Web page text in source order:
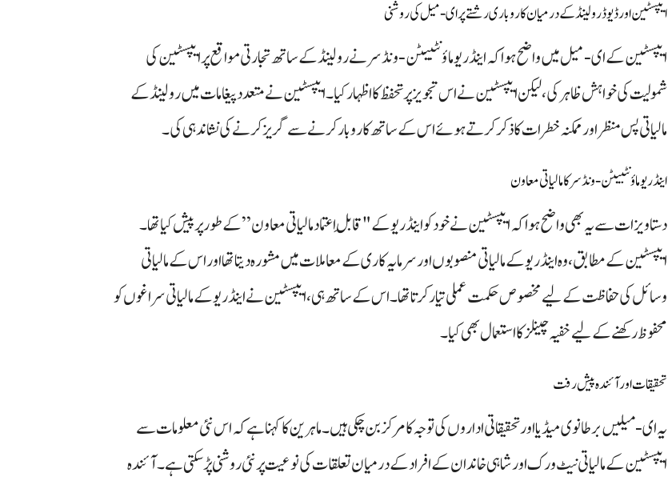
ایپسٹین اور ڈیوڈ رولینڈ کے درمیان کاروباری رشتے پر ای‑میل کی روشنی
ایپسٹین کے ای‑میل میں واضح ہوا کہ اینڈریو ماؤنٹبیٹن‑ونڈسر نے رولینڈ کے ساتھ تجارتی مواقع پر ایپسٹین کی
شمولیت کی خواہش ظاہر کی، لیکن ایپسٹین نے اس تجویز پر تحفظ کا اظہار کیا۔ ایپسٹین نے متعدد پیغامات میں رولینڈ کے
مالیاتی پس منظر اور ممکنہ خطرات کا ذکر کرتے ہوئے اس کے ساتھ کاروبار کرنے سے گریز کرنے کی نشاندہی کی۔
اینڈریو ماؤنٹبیٹن‑ونڈسر کا مالیاتی معاون
دستاویزات سے یہ بھی واضح ہوا کہ ایپسٹین نے خود کو اینڈریو کے "قابلِ اعتماد مالیاتی معاون” کے طور پر پیش کیا تھا۔
ایپسٹین کے مطابق، وہ اینڈریو کے مالیاتی منصوبوں اور سرمایہ کاری کے معاملات میں مشورہ دیتا تھا اور اس کے مالیاتی
وسائل کی حفاظت کے لیے مخصوص حکمت عملی تیار کرتا تھا۔ اس کے ساتھ ہی، ایپسٹین نے اینڈریو کے مالیاتی سراغوں کو
محفوظ رکھنے کے لیے خفیہ چینلز کا استعمال بھی کیا۔
تحقیقات اور آئندہ پیش رفت
یہ ای‑میلیں برطانوی میڈیا اور تحقیقاتی اداروں کی توجہ کا مرکز بن چکی ہیں۔ ماہرین کا کہنا ہے کہ اس نئی معلومات سے
ایپسٹین کے مالیاتی نیٹ ورک اور شاہی خاندان کے افراد کے درمیان تعلقات کی نوعیت پر نئی روشنی پڑ سکتی ہے۔ آئندہ